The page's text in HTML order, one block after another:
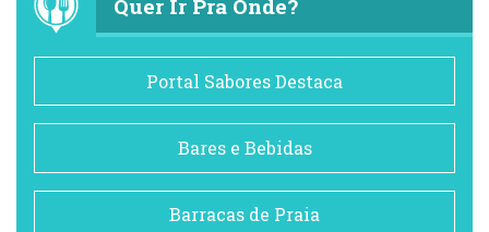
Quer Ir Pra Onde?
Portal Sabores Destaca
Bares e Bebidas
Barracas de Praia